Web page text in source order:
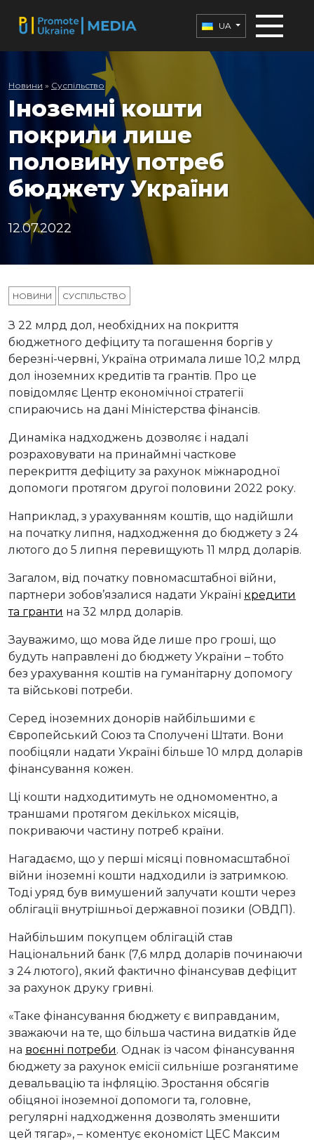
UA
Новини » Суспільство
Іноземні кошти
покрили лише
половину потреб
бюджету України
12.07.2022
НОВИНИ СУСПІЛЬСТВО
З 22 млрд дол, необхідних на покриття
бюджетного дефіциту та погашення боргів у
березні-червні, Україна отримала лише 10,2 млрд
дол іноземних кредитів та грантів. Про це
повідомляє Центр економічної стратегії
спираючись на дані Міністерства фінансів.
Динаміка надходжень дозволяє і надалі
розраховувати на принаймні часткове
перекриття дефіциту за рахунок міжнародної
допомоги протягом другої половини 2022 року.
Наприклад, з урахуванням коштів, що надійшли
на початку липня, надходження до бюджету з 24
лютого до 5 липня перевищують 11 млрд доларів.
Загалом, від початку повномасштабної війни,
партнери зобов’язалися надати Україні кредити
та гранти на 32 млрд доларів.
Зауважимо, що мова йде лише про гроші, що
будуть направлені до бюджету України – тобто
без урахування коштів на гуманітарну допомогу
та військові потреби.
Серед іноземних донорів найбільшими є
Європейський Союз та Сполучені Штати. Вони
пообіцяли надати Україні більше 10 млрд доларів
фінансування кожен.
Ці кошти надходитимуть не одномоментно, а
траншами протягом декількох місяців,
покриваючи частину потреб країни.
Нагадаємо, що у перші місяці повномасштабної
війни іноземні кошти надходили із затримкою.
Тоді уряд був вимушений залучати кошти через
облігації внутрішньої державної позики (ОВДП).
Найбільшим покупцем облігацій став
Національний банк (7,6 млрд доларів починаючи
з 24 лютого), який фактично фінансував дефіцит
за рахунок друку гривні.
«Таке фінансування бюджету є виправданим,
зважаючи на те, що більша частина видатків йде
на воєнні потреби. Однак із часом фінансування
бюджету за рахунок емісії сильніше розганятиме
девальвацію та інфляцію. Зростання обсягів
обіцяної іноземної допомоги та, головне,
регулярні надходження дозволять зменшити
цей тягар», – коментує економіст ЦЕС Максим